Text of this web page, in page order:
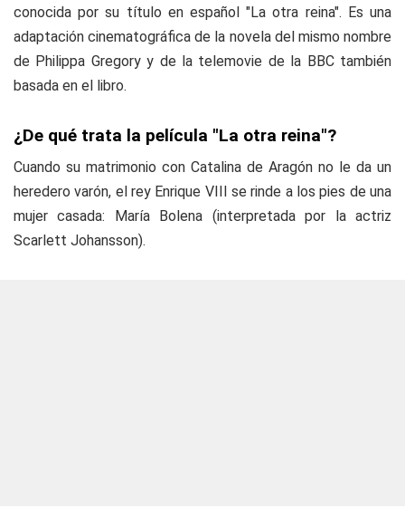
conocida por su título en español "La otra reina". Es una
adaptación cinematográfica de la novela del mismo nombre
de Philippa Gregory y de la telemovie de la BBC también
basada en el libro.
¿De qué trata la película "La otra reina"?
Cuando su matrimonio con Catalina de Aragón no le da un
heredero varón, el rey Enrique VIII se rinde a los pies de una
mujer casada: María Bolena (interpretada por la actriz
Scarlett Johansson).